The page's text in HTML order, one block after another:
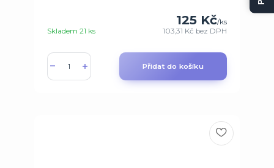
125 Kč/ks
103,31 Kč bez DPH
Skladem 21 ks
Přidat do košíku